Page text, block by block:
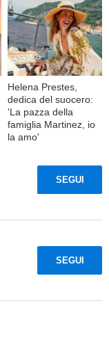
Helena Prestes,
dedica del suocero:
'La pazza della
famiglia Martinez, io
la amo'
SEGUI
SEGUI